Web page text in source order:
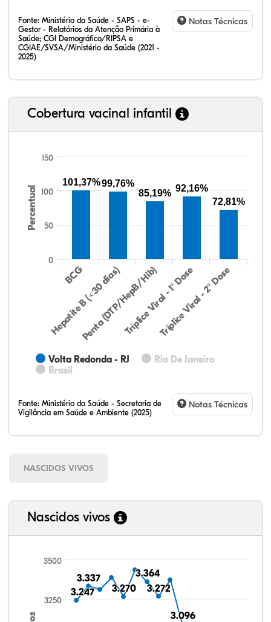
Fonte: Ministério da Saúde - SAPS - e-
Gestor - Relatórios da Atenção Primária à
Saúde; CGI Demográfico/RIPSA e
CGIAE/SVSA/Ministério da Saúde (2021 -
2025)
Notas Técnicas
Cobertura vacinal infantil
Percentual
Volta Redonda - RJ
Rio De Janeiro
Brasil
BCG
Hepatite B (<30 dias)
Penta (DTP/HepB/Hib)Tríplice Viral - 1° Dose
Tríplice Viral - 2° Dose
0
50
100
150
101,37%99,76%
85,19% 92,16%
72,81%
Fonte: Ministério da Saúde - Secretaria de
Vigilância em Saúde e Ambiente (2025)
Notas Técnicas
NASCIDOS VIVOS
Nascidos vivos
3.247
3.247
3.337
3.337
3.270
3.270
3.364
3.364
3.272
3.272
3.096
3.096
3250
3500